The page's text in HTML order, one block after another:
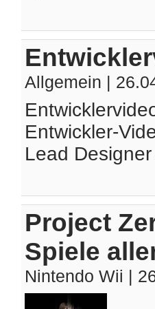
Allgemein |
Entwickler-
Lead
Project
Spiele
Nintendo Wii |